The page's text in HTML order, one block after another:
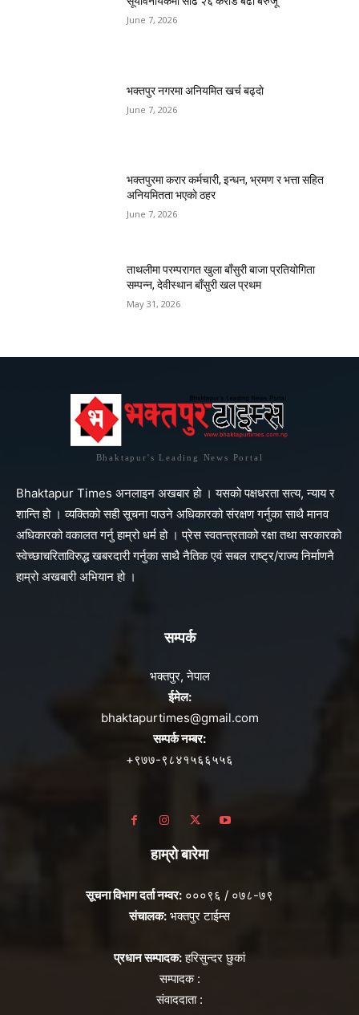
June 7, 2026
भक्तपुर नगरमा अनियमित खर्च बढ्दाे
June 7, 2026
भक्तपुरमा करार कर्मचारी, इन्धन, भ्रमण र भत्ता सहित
अनियमितता भएकाे ठहर
June 7, 2026
ताथलीमा परम्परागत खुला बाँसुरी बाजा प्रतियोगिता
सम्पन्न, देवीस्थान बाँसुरी खल प्रथम
May 31, 2026
Bhaktapur's Leading News Portal
Bhaktapur Times अनलाइन अखबार हो । यसको पक्षधरता सत्य, न्याय र
शान्ति हो । व्यक्तिको सही सूचना पाउने अधिकारको संरक्षण गर्नुका साथै मानव
अधिकारको वकालत गर्नु हाम्रो धर्म हो । प्रेस स्वतन्त्रताको रक्षा तथा सरकारको
स्वेच्छाचरिताविरुद्ध खबरदारी गर्नुका साथै नैतिक एवं सबल राष्ट्र/राज्य निर्माणनै
हाम्रो अखबारी अभियान हो ।
सम्पर्क
भक्तपुर, नेपाल
ईमेल:
bhaktapurtimes@gmail.com
सम्पर्क नम्बर:
+९७७-९८४१५६६५५६
हाम्रो बारेमा
सूचना विभाग दर्ता नम्वर: ०००९६ / ०७८-७९
संचालक: भक्तपुर टाईम्स
प्रधान सम्पादक:हरिसुन्दर छुकां
सम्पादक :
संवाददाता :